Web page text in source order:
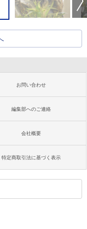
お問い合わせ
編集部へのご連絡
会社概要
特定商取引法に基づく表示